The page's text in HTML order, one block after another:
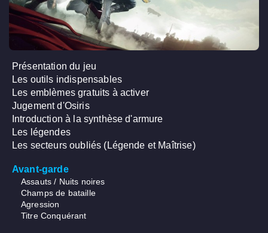
Présentation du jeu
Les outils indispensables
Les emblèmes gratuits à activer
Jugement d'Osiris
Introduction à la synthèse d'armure
Les légendes
Les secteurs oubliés (Légende et Maîtrise)
Avant-garde
Assauts / Nuits noires
Champs de bataille
Agression
Titre Conquérant